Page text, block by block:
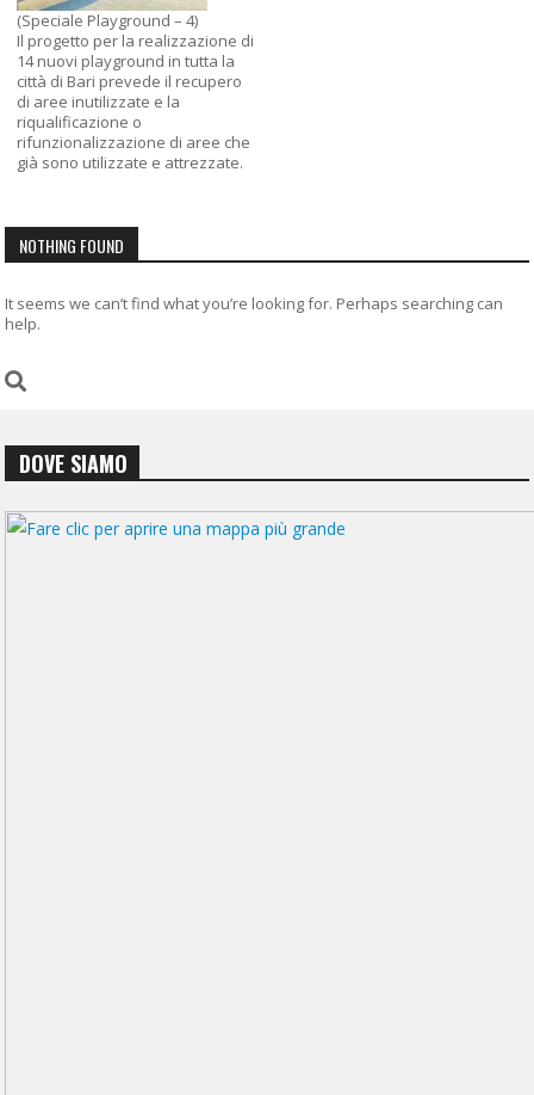
(Speciale Playground – 4)
Il progetto per la realizzazione di
14 nuovi playground in tutta la
città di Bari prevede il recupero
di aree inutilizzate e la
riqualificazione o
rifunzionalizzazione di aree che
già sono utilizzate e attrezzate.
NOTHING FOUND
It seems we can’t find what you’re looking for. Perhaps searching can
help.
DOVE SIAMO